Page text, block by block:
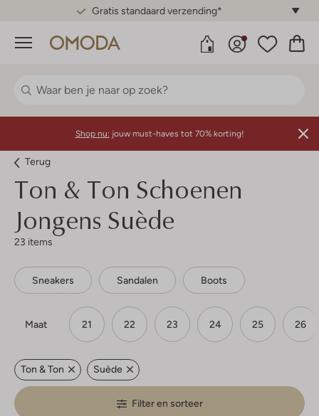
Gratis standaard verzending*
Menu
Shop nu: jouw must-haves tot 70% korting!
Terug
Ton & Ton Schoenen
Jongens Suède
23 items
Sneakers Sandalen Boots
Maat 21 22 23 24 25 26
Ton & Ton Suède
Filter en sorteer